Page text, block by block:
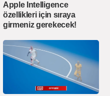
Apple Intelligence
özellikleri için sıraya
girmeniz gerekecek!